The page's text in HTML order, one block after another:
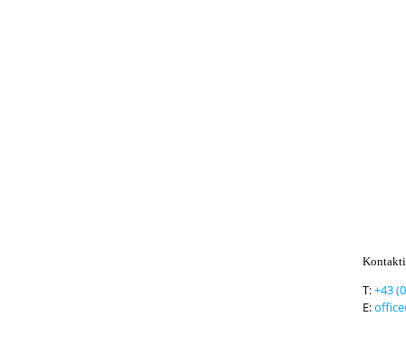
T:+43
E: